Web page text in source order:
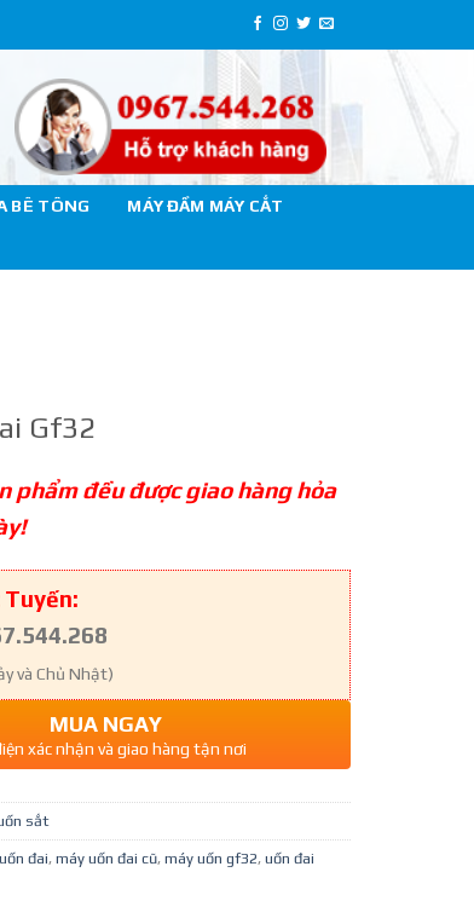
BÊ TÔNG MÁY ĐẦM MÁY CẮT
Gf32
phẩm đều được giao hàng hỏa
và Chủ Nhật)
MUA NGAY
xác nhận và giao hàng tận nơi
sắt
đai, máy uốn đai cũ, máy uốn gf32, uốn đai